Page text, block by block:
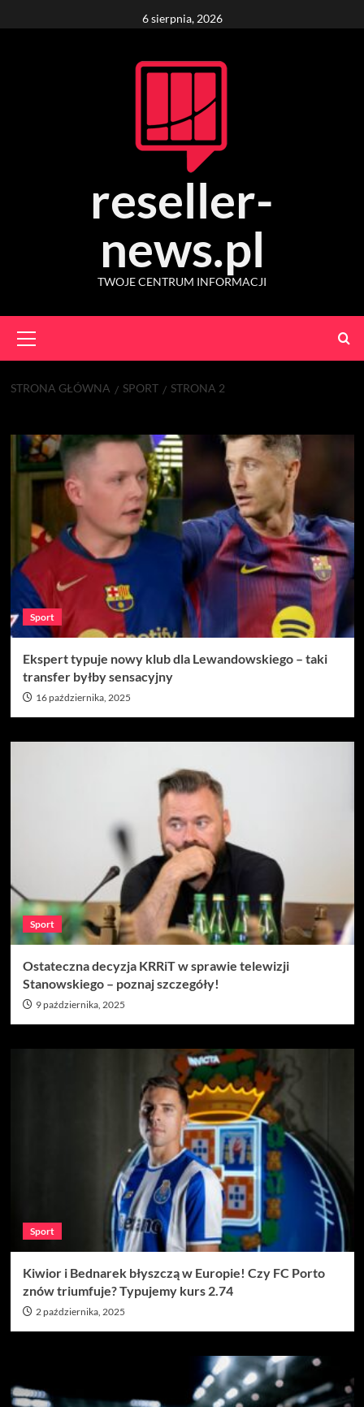
to
6 sierpnia, 2026
reseller-
news.pl
TWOJE CENTRUM INFORMACJI
Menu
STRONA GŁÓWNA SPORT STRONA 2
Sport
Ekspert typuje nowy klub dla Lewandowskiego – taki
transfer byłby sensacyjny
16 października, 2025
Sport
Ostateczna decyzja KRRiT w sprawie telewizji
Stanowskiego – poznaj szczegóły!
9 października, 2025
Sport
Kiwior i Bednarek błyszczą w Europie! Czy FC Porto
znów triumfuje? Typujemy kurs 2.74
2 października, 2025